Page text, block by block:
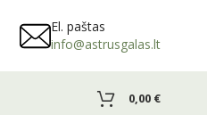
El. paštas
info@astrusgalas.lt
0,00 €